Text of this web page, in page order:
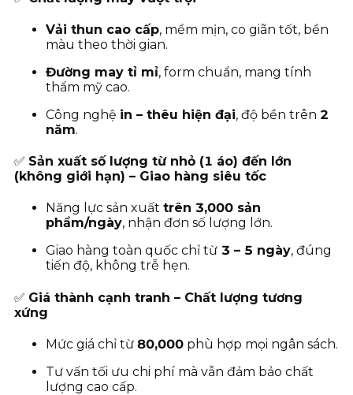
Vải thun cao cấp, mềm mịn, co giãn tốt, bền
màu theo thời gian.
Đường may tỉ mỉ, form chuẩn, mang tính
thẩm mỹ cao.
Công nghệ in – thêu hiện đại, độ bền trên 2
năm.
✅ Sản xuất số lượng từ nhỏ (1 áo) đến lớn
(không giới hạn) – Giao hàng siêu tốc
Năng lực sản xuất trên 3,000 sản
phẩm/ngày, nhận đơn số lượng lớn.
Giao hàng toàn quốc chỉ từ 3 – 5 ngày, đúng
tiến độ, không trễ hẹn.
✅ Giá thành cạnh tranh – Chất lượng tương
xứng
Mức giá chỉ từ 80,000 phù hợp mọi ngân sách.
Tư vấn tối ưu chi phí mà vẫn đảm bảo chất
lượng cao cấp.